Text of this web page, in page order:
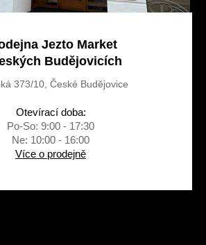
Jezto Market
Budějovicích
373/10, České Budějovice
Otevírací doba:
Po-So: 9:00 - 17:30
Ne: 10:00 - 16:00
Více o prodejně